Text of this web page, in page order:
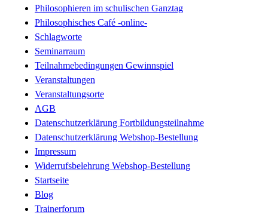
Philosophieren im schulischen Ganztag
Philosophisches Café -online-
Schlagworte
Seminarraum
Teilnahmebedingungen Gewinnspiel
Veranstaltungen
Veranstaltungsorte
AGB
Datenschutzerklärung Fortbildungsteilnahme
Datenschutzerklärung Webshop-Bestellung
Impressum
Widerrufsbelehrung Webshop-Bestellung
Startseite
Blog
Trainerforum